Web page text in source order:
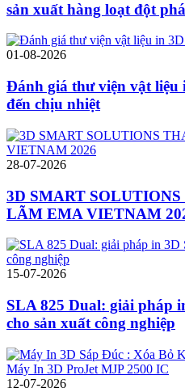
sản xuất hàng loạt đột phá
01-08-2026
Đánh giá thư viện vật
đến chịu nhiệt
28-07-2026
3D SMART
LÃM EMA VIETNAM
15-07-2026
SLA 825 Dual: giải pháp
cho sản xuất công nghiệp
12-07-2026